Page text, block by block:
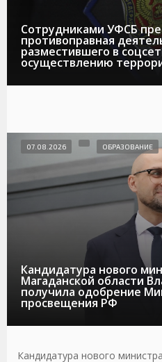
Сотрудниками УФСБ
противоправная
разместившего в
осуществлению
Кандидатура нового
Магаданской области
получила одобрение
просвещения РФ
07.08.2026 ОБРАЗОВАНИЕ
Кандидатура нового